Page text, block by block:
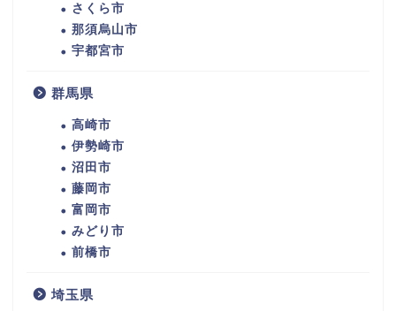
さくら市
那須烏山市
宇都宮市
群馬県
高崎市
伊勢崎市
沼田市
藤岡市
富岡市
みどり市
前橋市
埼玉県